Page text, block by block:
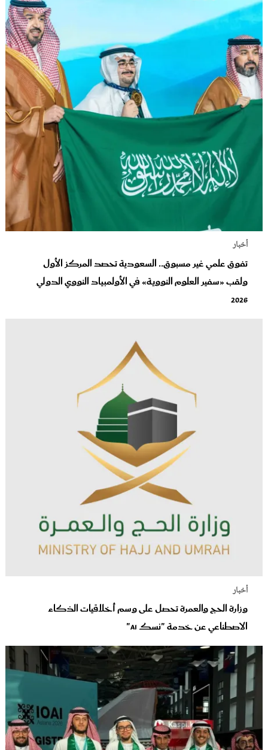
أخبار
تفوق علمي غير مسبوق.. السعودية تحصد المركز الأول
ولقب «سفير العلوم النووية» في الأولمبياد النووي الدولي
2026
أخبار
وزارة الحج والعمرة تحصل على وسم أخلاقيات الذكاء
الاصطناعي عن خدمة "نسك AI"